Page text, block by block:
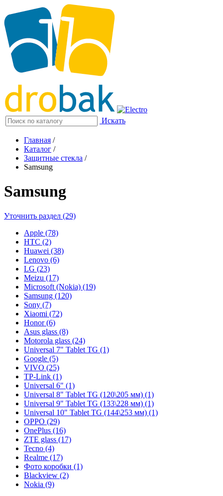
Искать
Главная /
Каталог /
Защитные стекла /
Samsung
Samsung
Уточнить раздел (29)
Apple (78)
HTC (2)
Huawei (38)
Lenovo (6)
LG (23)
Meizu (17)
Microsoft (Nokia) (19)
Samsung (120)
Sony (7)
Xiaomi (72)
Honor (6)
Asus glass (8)
Motorola glass (24)
Universal 7" Tablet TG (1)
Google (5)
VIVO (25)
TP-Link (1)
Universal 6" (1)
Universal 8" Tablet TG (120\205 мм) (1)
Universal 9" Tablet TG (133\228 мм) (1)
Universal 10" Tablet TG (144\253 мм) (1)
OPPO (29)
OnePlus (16)
ZTE glass (17)
Tecno (4)
Realme (17)
Фото коробки (1)
Blackview (2)
Nokia (9)